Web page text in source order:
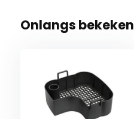
Onlangs bekeken